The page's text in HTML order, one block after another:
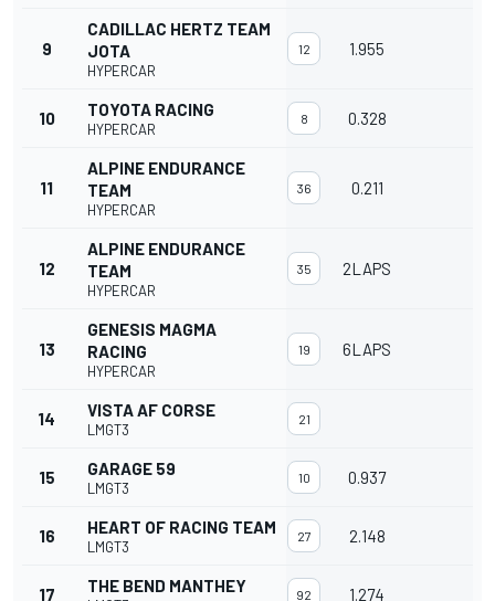
9
CADILLAC HERTZ TEAM
JOTA
HYPERCAR
12 1.955
10 TOYOTA RACING
HYPERCAR
8 0.328
11
ALPINE ENDURANCE
TEAM
HYPERCAR
36 0.211
12
ALPINE ENDURANCE
TEAM
HYPERCAR
35 2LAPS
13
GENESIS MAGMA
RACING
HYPERCAR
19 6LAPS
14 VISTA AF CORSE
LMGT3
21
15 GARAGE 59
LMGT3
10 0.937
16 HEART OF RACING TEAM
LMGT3
27 2.148
17 THE BEND MANTHEY 92 1.274